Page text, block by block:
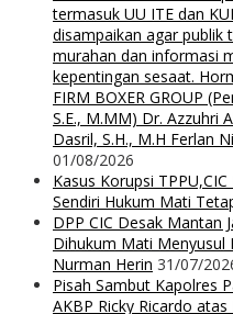
termasuk UU ITE dan
disampaikan agar
murahan dan informasi
kepentingan sesaat.
FIRM BOXER GROUP
S.E., M.MM) Dr. Azzuhri
Dasril, S.H., M.H Ferlan
01/08/2026
Kasus Korupsi
Sendiri Hukum Mati
DPP CIC Desak Mantan
Dihukum Mati Menyusul
Nurman Herin 31/07/
Pisah Sambut Kapolres
AKBP Ricky Ricardo